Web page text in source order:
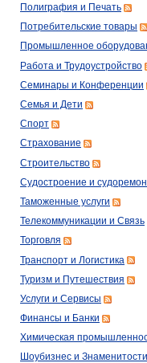
Полиграфия и Печать
Потребительские товары
Промышленное
Работа и Трудоустройство
Семинары и Конференции
Семья и Дети
Спорт
Страхование
Строительство
Судостроение и
Таможенные услуги
Телекоммуникации и Связь
Торговля
Транспорт и Логистика
Туризм и Путешествия
Услуги и Сервисы
Финансы и Банки
Химическая
Шоубизнес и Знаменитости